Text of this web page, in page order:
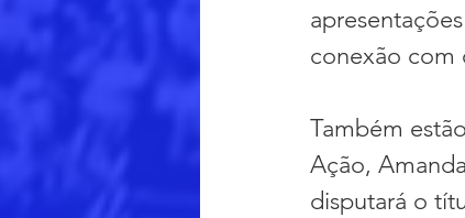
conexão com
Também
Ação,
disputará o